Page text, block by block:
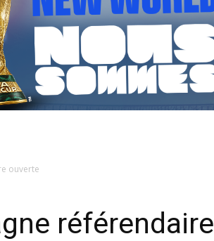
ouverte
référendaire